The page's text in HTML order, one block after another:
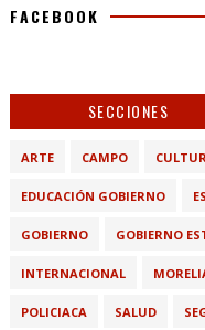
FACEBOOK
SECCIONES
ARTE CAMPO
EDUCACIÓN GOBIERNO
GOBIERNO GOBIERNO
INTERNACIONAL
POLICIACA SALUD